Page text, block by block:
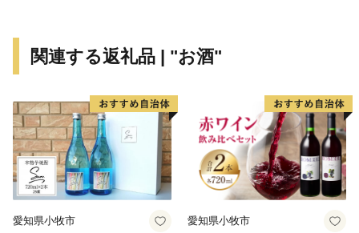
関連する返礼品 | "お酒"
愛知県小牧市 愛知県小牧市